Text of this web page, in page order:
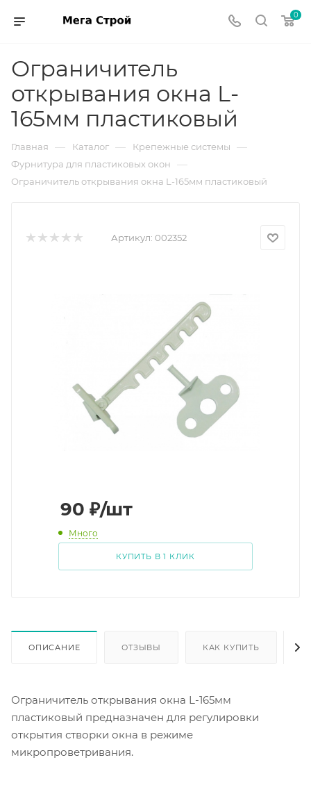
0
Ограничитель
открывания окна L-
165мм пластиковый
Главная — Каталог — Крепежные системы —
Фурнитура для пластиковых окон —
Ограничитель открывания окна L-165мм пластиковый
Артикул: 002352
90 ₽/шт
Много
КУПИТЬ В 1 КЛИК
ОПИСАНИЕ ОТЗЫВЫ КАК КУПИТЬ
Ограничитель открывания окна L-165мм
пластиковый предназначен для регулировки
открытия створки окна в режиме
микропроветривания.